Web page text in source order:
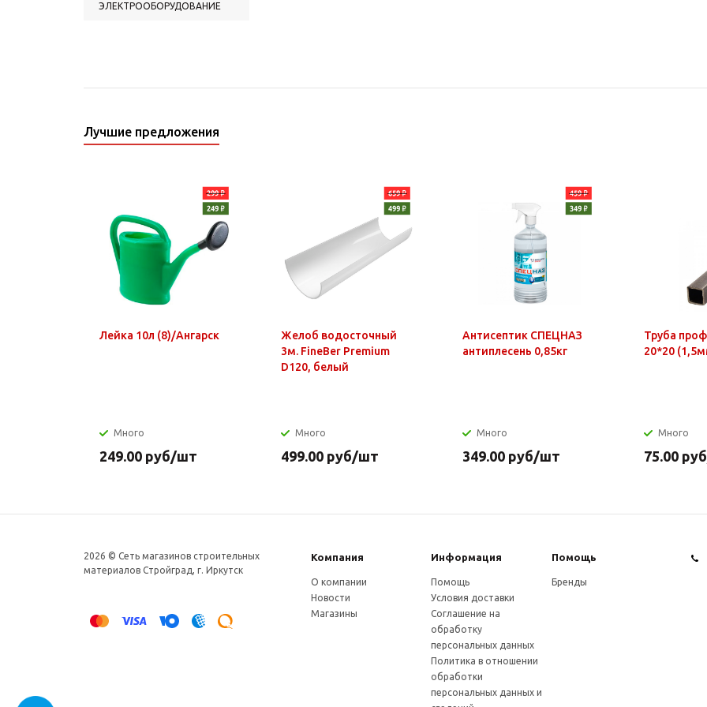
ЭЛЕКТРООБОРУДОВАНИЕ
Лучшие предложения
Лейка 10л (8)/Ангарск
Много
249.00 руб/шт
Желоб водосточный
3м. FineBer Premium
D120, белый
Много
499.00 руб/шт
Антисептик СПЕЦНАЗ
антиплесень 0,85кг
Много
349.00 руб/шт
Труба
20*20
Много
75.00 руб
2026 © Сеть магазинов строительных
материалов Стройград, г. Иркутск
Компания Информация Помощь
О компании
Новости
Магазины
Помощь
Условия доставки
Соглашение на
обработку
персональных данных
Политика в отношении
обработки
персональных данных и
Бренды